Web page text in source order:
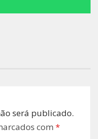
será publicado.
com *